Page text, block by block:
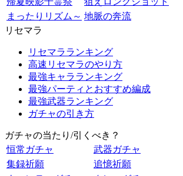
まったりリズム～ 地脈の奔流
リセマラ
リセマラランキング
高速リセマラのやり方
最強キャラランキング
最強パーティとおすすめ編成
最強武器ランキング
ガチャの引き方
ガチャの当たり/引くべき？
恒常ガチャ
武器ガチャ
集録祈願
追憶祈願